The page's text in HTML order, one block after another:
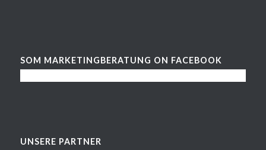
SOM MARKETINGBERATUNG ON FACEBOOK
UNSERE PARTNER